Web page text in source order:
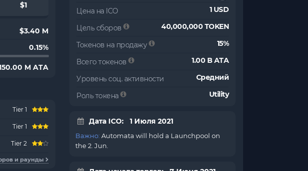
$1
$3.40 M
0.15%
M ATA
Tier 1
Tier 1
Tier 2
и раунды
Цена на ICO
1 USD
Цель сборов 40,000,000 TOKEN
Токенов на продажу 15%
Всего токенов 1.00 B ATA
Уровень соц. активности Средний
Роль токена Utility
Дата ICO: 1 Июля 2021
Важно: Automata will hold a Launchpool on
the 2. Jun.